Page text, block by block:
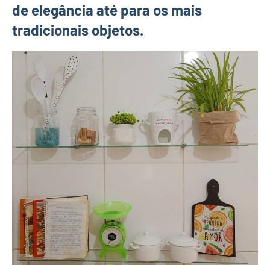
de elegância até para os mais
tradicionais objetos.